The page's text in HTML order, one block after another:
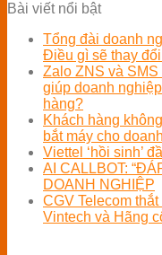
Bài viết nổi bật
Tổng đài doanh
Điều gì sẽ thay
Zalo ZNS và
giúp doanh
hàng?
Khách hàng
bắt máy cho
Viettel ‘hồi sinh’
AI CALLBOT:
DOANH NGHIỆP
CGV Telecom
Vintech và Hãng